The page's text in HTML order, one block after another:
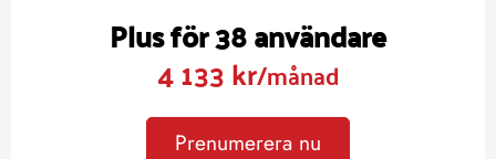
Plus för 38 användare
4 133 kr/månad
Prenumerera nu